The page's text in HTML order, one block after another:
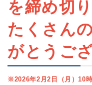
を締め切
たくさん
がとうご
※2026年2月2日（月）10